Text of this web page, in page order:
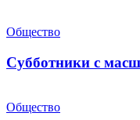
Общество
Субботники с
Общество